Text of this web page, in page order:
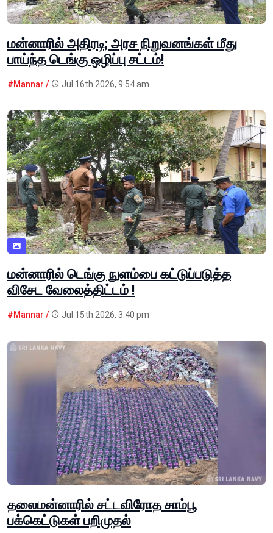
மன்னாரில் அதிரடி; அரச நிறுவனங்கள் மீது
பாய்ந்த டெங்கு ஒழிப்பு சட்டம்!
#Mannar / Jul 16th 2026, 9:54 am
மன்னாரில் டெங்கு நுளம்பை கட்டுப்படுத்த
விசேட வேலைத்திட்டம் !
#Mannar / Jul 15th 2026, 3:40 pm
தலைமன்னாரில் சட்டவிரோத சாம்பூ
பக்கெட்டுகள் பறிமுதல்